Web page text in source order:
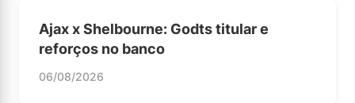
Ajax x Shelbourne: Godts titular e
reforços no banco
06/08/2026